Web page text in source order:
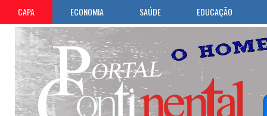
CAPA ECONOMIA SAÚDE EDUCAÇÃO